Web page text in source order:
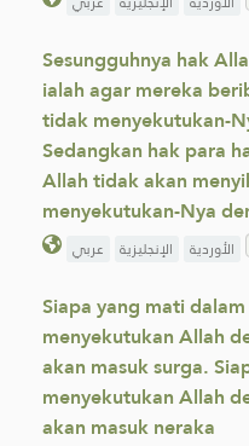
Sesungguhnya hak
ialah agar mereka
tidak menyekutukan-
Sedangkan hak para
Allah tidak akan
menyekutukan-Nya
عربي الإنجليزية الأوردية
Siapa yang mati
menyekutukan Allah
akan masuk surga.
menyekutukan Allah
akan masuk neraka